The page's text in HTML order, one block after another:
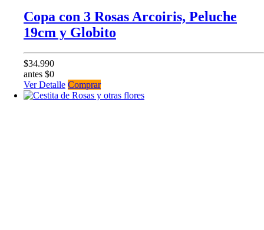
Copa con 3 Rosas Arcoiris, Peluche
19cm y Globito
$34.990
antes $0
Ver Detalle Comprar